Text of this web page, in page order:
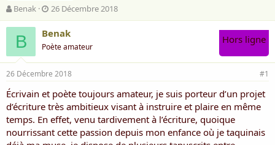
A
u
t
r
d
e
l
a
d
i
s
Benak
D
a
t
e
d
e
d
é
b
u
t
26 Décembre 2018
B Benak
Poète amateur
Hors ligne
26 Décembre 2018 #1
Écrivain et poète toujours amateur, je suis porteur d’un projet
d’écriture très ambitieux visant à instruire et plaire en même
temps. En effet, venu tardivement à l’écriture, quoique
nourrissant cette passion depuis mon enfance où je taquinais